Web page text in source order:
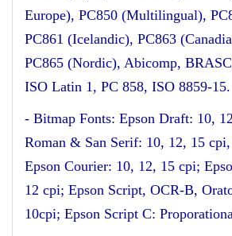
Europe), PC850 (Multilingual),
PC861 (Icelandic), PC863
PC865 (Nordic), Abicomp,
ISO Latin 1, PC 858, ISO 8859-15.
- Bitmap Fonts: Epson Draft: 10,
Roman & San Serif: 10, 12, 15
Epson Courier: 10, 12, 15 cpi;
12 cpi; Epson Script, OCR-B,
10cpi; Epson Script C: